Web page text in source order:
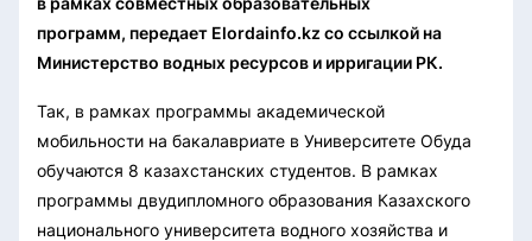
программ, передает Elordainfo.kz со ссылкой на
Министерство водных ресурсов и ирригации РК.
Так, в рамках программы академической
мобильности на бакалавриате в Университете Обуда
обучаются 8 казахстанских студентов. В рамках
программы двудипломного образования Казахского
национального университета водного хозяйства и